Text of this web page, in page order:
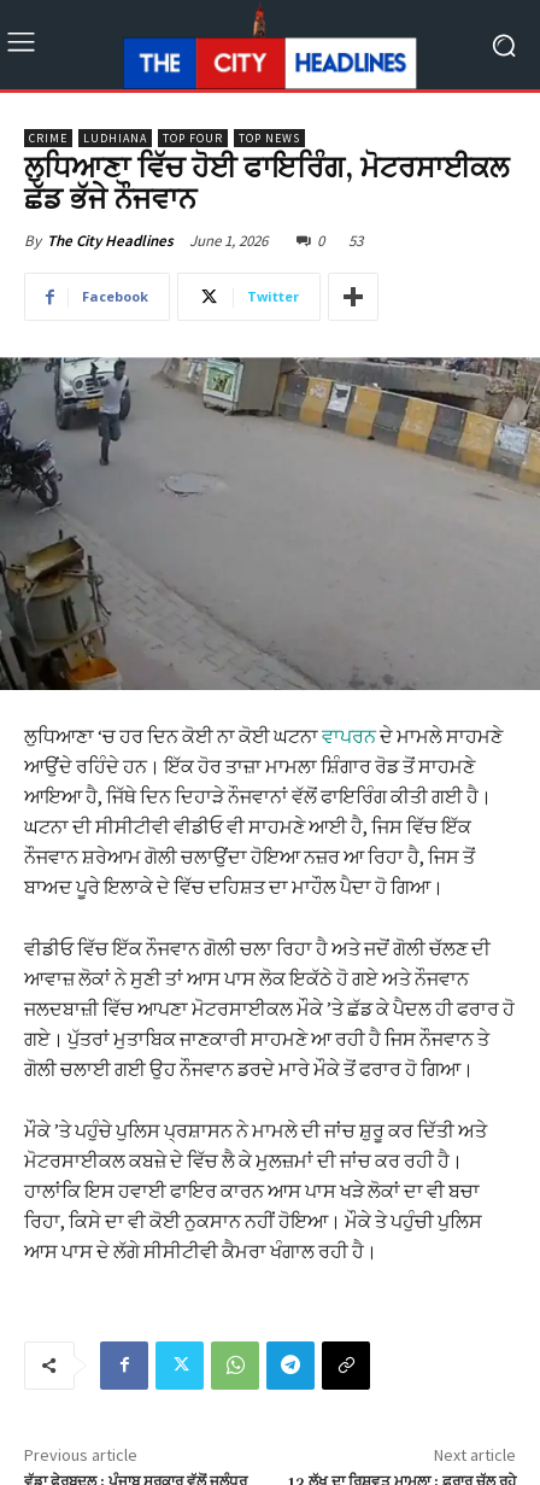
CRIME LUDHIANA TOP FOUR TOP NEWS
ਲੁਧਿਆਣਾ ਵਿੱਚ ਹੋਈ ਫਾਇਰਿੰਗ, ਮੋਟਰਸਾਈਕਲ
ਛੱਡ ਭੱਜੇ ਨੌਜਵਾਨ
By The City Headlines June 1, 2026 0 53
Facebook Twitter
ਲੁਧਿਆਣਾ ‘ਚ ਹਰ ਦਿਨ ਕੋਈ ਨਾ ਕੋਈ ਘਟਨਾਵਾਪਰਨਦੇ ਮਾਮਲੇ ਸਾਹਮਣੇ
ਆਉਂਦੇ ਰਹਿੰਦੇ ਹਨ। ਇੱਕ ਹੋਰ ਤਾਜ਼ਾ ਮਾਮਲਾ ਸ਼ਿੰਗਾਰ ਰੋਡ ਤੋਂ ਸਾਹਮਣੇ
ਆਇਆ ਹੈ, ਜਿੱਥੇ ਦਿਨ ਦਿਹਾੜੇ ਨੌਜਵਾਨਾਂ ਵੱਲੋਂ ਫਾਇਰਿੰਗ ਕੀਤੀ ਗਈ ਹੈ।
ਘਟਨਾ ਦੀ ਸੀਸੀਟੀਵੀ ਵੀਡੀਓ ਵੀ ਸਾਹਮਣੇ ਆਈ ਹੈ, ਜਿਸ ਵਿੱਚ ਇੱਕ
ਨੌਜਵਾਨ ਸ਼ਰੇਆਮ ਗੋਲੀ ਚਲਾਉਂਦਾ ਹੋਇਆ ਨਜ਼ਰ ਆ ਰਿਹਾ ਹੈ, ਜਿਸ ਤੋਂ
ਬਾਅਦ ਪੂਰੇ ਇਲਾਕੇ ਦੇ ਵਿੱਚ ਦਹਿਸ਼ਤ ਦਾ ਮਾਹੌਲ ਪੈਦਾ ਹੋ ਗਿਆ।
ਵੀਡੀਓ ਵਿੱਚ ਇੱਕ ਨੌਜਵਾਨ ਗੋਲੀ ਚਲਾ ਰਿਹਾ ਹੈ ਅਤੇ ਜਦੋਂ ਗੋਲੀ ਚੱਲਣ ਦੀ
ਆਵਾਜ਼ ਲੋਕਾਂ ਨੇ ਸੁਣੀ ਤਾਂ ਆਸ ਪਾਸ ਲੋਕ ਇਕੱਠੇ ਹੋ ਗਏ ਅਤੇ ਨੌਜਵਾਨ
ਜਲਦਬਾਜ਼ੀ ਵਿੱਚ ਆਪਣਾ ਮੋਟਰਸਾਈਕਲ ਮੌਕੇ ’ਤੇ ਛੱਡ ਕੇ ਪੈਦਲ ਹੀ ਫਰਾਰ ਹੋ
ਗਏ। ਪੁੱਤਰਾਂ ਮੁਤਾਬਿਕ ਜਾਣਕਾਰੀ ਸਾਹਮਣੇ ਆ ਰਹੀ ਹੈ ਜਿਸ ਨੌਜਵਾਨ ਤੇ
ਗੋਲੀ ਚਲਾਈ ਗਈ ਉਹ ਨੌਜਵਾਨ ਡਰਦੇ ਮਾਰੇ ਮੌਕੇ ਤੋਂ ਫਰਾਰ ਹੋ ਗਿਆ।
ਮੌਕੇ ’ਤੇ ਪਹੁੰਚੇ ਪੁਲਿਸ ਪ੍ਰਸ਼ਾਸਨ ਨੇ ਮਾਮਲੇ ਦੀ ਜਾਂਚ ਸ਼ੁਰੂ ਕਰ ਦਿੱਤੀ ਅਤੇ
ਮੋਟਰਸਾਈਕਲ ਕਬਜ਼ੇ ਦੇ ਵਿੱਚ ਲੈ ਕੇ ਮੁਲਜ਼ਮਾਂ ਦੀ ਜਾਂਚ ਕਰ ਰਹੀ ਹੈ।
ਹਾਲਾਂਕਿ ਇਸ ਹਵਾਈ ਫਾਇਰ ਕਾਰਨ ਆਸ ਪਾਸ ਖੜੇ ਲੋਕਾਂ ਦਾ ਵੀ ਬਚਾ
ਰਿਹਾ, ਕਿਸੇ ਦਾ ਵੀ ਕੋਈ ਨੁਕਸਾਨ ਨਹੀਂ ਹੋਇਆ। ਮੌਕੇ ਤੇ ਪਹੁੰਚੀ ਪੁਲਿਸ
ਆਸ ਪਾਸ ਦੇ ਲੱਗੇ ਸੀਸੀਟੀਵੀ ਕੈਮਰਾ ਖੰਗਾਲ ਰਹੀ ਹੈ।
Previous article Next article